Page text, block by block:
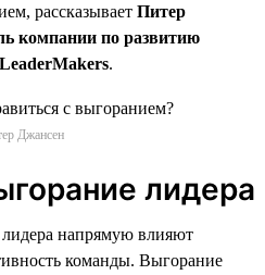
рассказывает Питер
компании по развитию
.
Джансен
лидера
напрямую влияют
команды. Выгорание